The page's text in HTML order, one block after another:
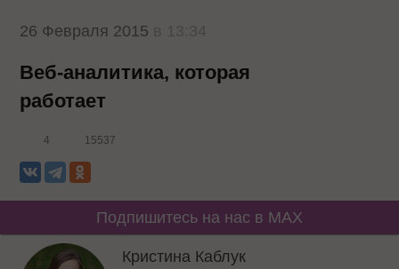
26 Февраля 2015
Веб-аналитика, которая
работает
4 15537
Подпишитесь на нас в MAX
Кристина Каблук